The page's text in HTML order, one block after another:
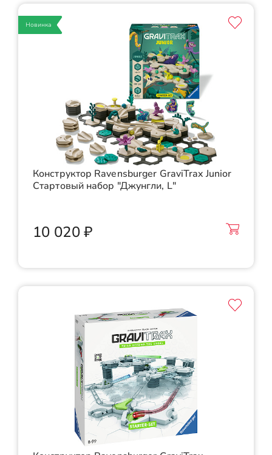
Новинка
Конструктор Ravensburger GraviTrax Junior
Стартовый набор "Джунгли, L"
10 020 ₽